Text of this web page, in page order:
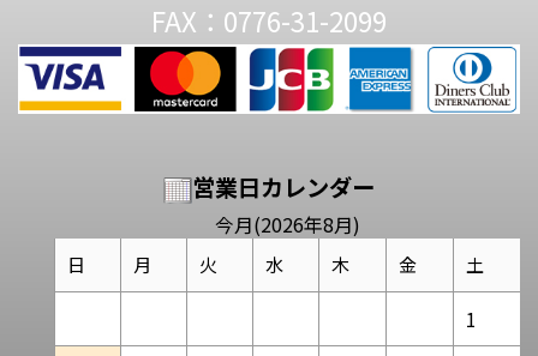
FAX：0776-31-2099
営業日カレンダー
今月(2026年8月)
日 月 火 水 木 金 土
1